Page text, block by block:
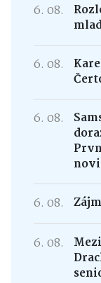
6. 08.
6. 08.
6. 08.
6. 08.
6. 08.